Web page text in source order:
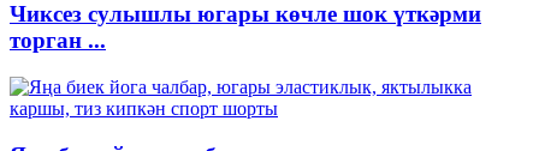
Чиксез сулышлы югары көчле шок үткәрми
торган ...